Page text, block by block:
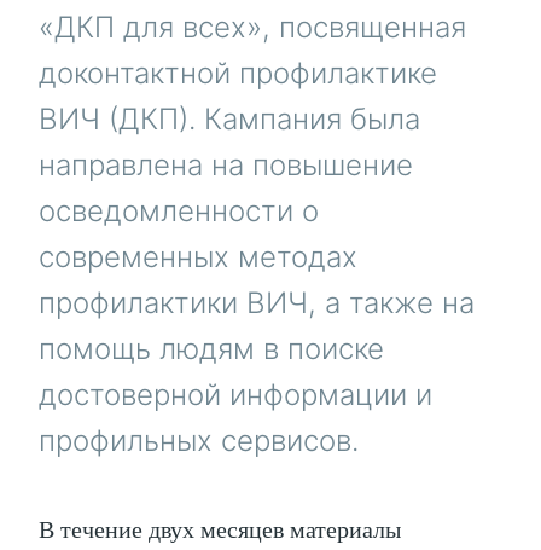
«ДКП для всех», посвященная
доконтактной профилактике
ВИЧ (ДКП). Кампания была
направлена на повышение
осведомленности о
современных методах
профилактики ВИЧ, а также на
помощь людям в поиске
достоверной информации и
профильных сервисов.
В течение двух месяцев материалы